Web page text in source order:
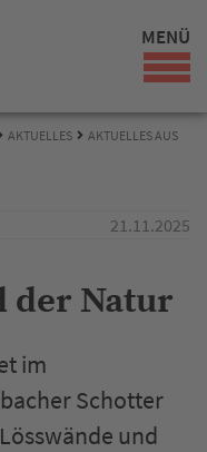
MENÜ
AKTUELLES
AKTUELLES AUS
21.11.2025
der Natur
im
Schotter
und